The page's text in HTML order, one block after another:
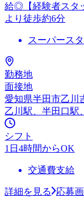
給◎【経験者スタ
より徒歩約6分
スーパース
勤務地
面接地
愛知県半田市乙川
乙川駅、半田口駅
シフト
1日4時間からOK
交通費支給
詳細を見る
応募